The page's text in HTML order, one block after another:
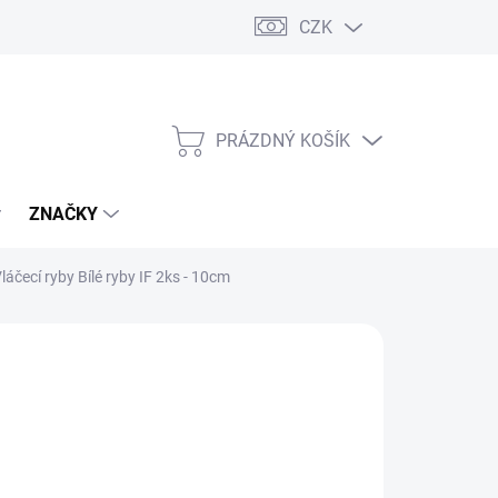
CZK
NÁKUPNÍ
PRÁZDNÝ KOŠÍK
ZNAČKY
ryby Bílé ryby IF 2ks - 10cm